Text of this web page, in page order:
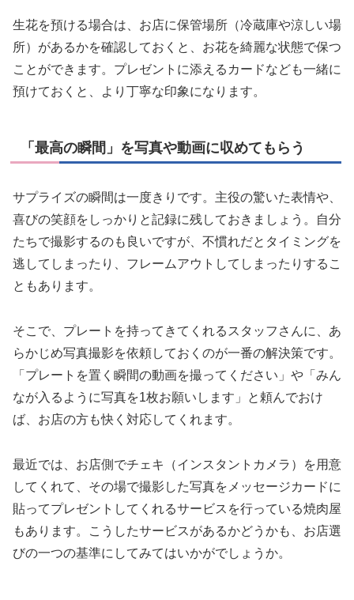
生花を預ける場合は、お店に保管場所（冷蔵庫や涼しい場
所）があるかを確認しておくと、お花を綺麗な状態で保つ
ことができます。プレゼントに添えるカードなども一緒に
預けておくと、より丁寧な印象になります。
「最高の瞬間」を写真や動画に収めてもらう
サプライズの瞬間は一度きりです。主役の驚いた表情や、
喜びの笑顔をしっかりと記録に残しておきましょう。自分
たちで撮影するのも良いですが、不慣れだとタイミングを
逃してしまったり、フレームアウトしてしまったりするこ
ともあります。
そこで、プレートを持ってきてくれるスタッフさんに、あ
らかじめ写真撮影を依頼しておくのが一番の解決策です。
「プレートを置く瞬間の動画を撮ってください」や「みん
なが入るように写真を1枚お願いします」と頼んでおけ
ば、お店の方も快く対応してくれます。
最近では、お店側でチェキ（インスタントカメラ）を用意
してくれて、その場で撮影した写真をメッセージカードに
貼ってプレゼントしてくれるサービスを行っている焼肉屋
もあります。こうしたサービスがあるかどうかも、お店選
びの一つの基準にしてみてはいかがでしょうか。